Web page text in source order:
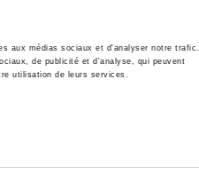
aux médias sociaux et d'analyser notre trafic.
de publicité et d'analyse, qui peuvent
utilisation de leurs services.Politics